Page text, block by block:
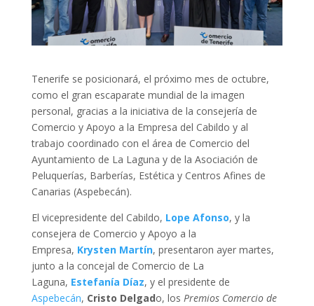
Tenerife se posicionará, el próximo mes de octubre,
como el gran escaparate mundial de la imagen
personal, gracias a la iniciativa de la consejería de
Comercio y Apoyo a la Empresa del Cabildo y al
trabajo coordinado con el área de Comercio del
Ayuntamiento de La Laguna y de la Asociación de
Peluquerías, Barberías, Estética y Centros Afines de
Canarias (Aspebecán).
El vicepresidente del Cabildo, Lope Afonso, y la
consejera de Comercio y Apoyo a la
Empresa, Krysten Martín, presentaron ayer martes,
junto a la concejal de Comercio de La
Laguna, Estefanía Díaz, y el presidente de
Aspebecán, Cristo Delgado, los Premios Comercio de